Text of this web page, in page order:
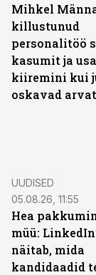
Mihkel
killustunud
personalitöö
kasumit ja
kiiremini kui
oskavad
UUDISED
05.08.26, 11:55
Hea
müü:
näitab, mida
kandidaadid